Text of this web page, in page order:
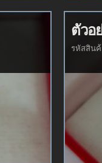
ตัวอ
รหัสสินค้